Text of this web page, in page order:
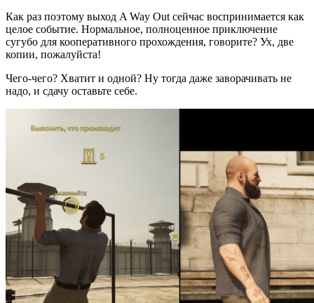
Как раз поэтому выход A Way Out сейчас воспринимается как
целое событие. Нормальное, полноценное приключение
сугубо для кооперативного прохождения, говорите? Ух, две
копии, пожалуйста!
Чего-чего? Хватит и одной? Ну тогда даже заворачивать не
надо, и сдачу оставьте себе.